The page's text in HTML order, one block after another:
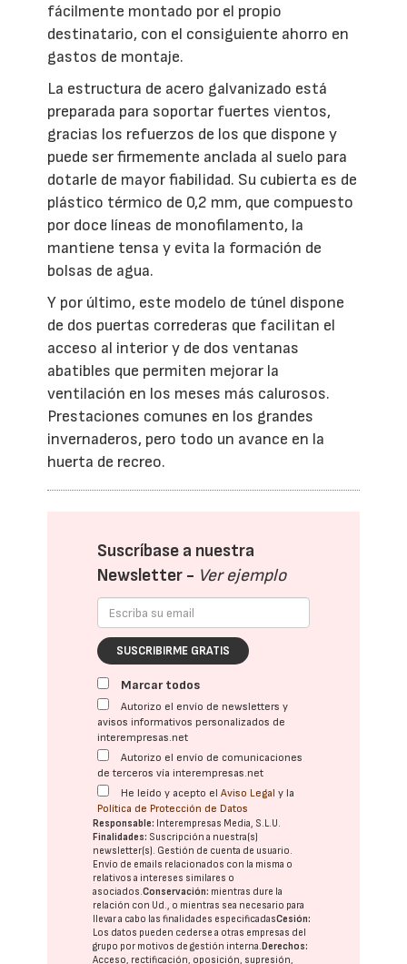
fácilmente montado por el propio
destinatario, con el consiguiente ahorro en
gastos de montaje.
La estructura de acero galvanizado está
preparada para soportar fuertes vientos,
gracias los refuerzos de los que dispone y
puede ser firmemente anclada al suelo para
dotarle de mayor fiabilidad. Su cubierta es de
plástico térmico de 0,2 mm, que compuesto
por doce líneas de monofilamento, la
mantiene tensa y evita la formación de
bolsas de agua.
Y por último, este modelo de túnel dispone
de dos puertas correderas que facilitan el
acceso al interior y de dos ventanas
abatibles que permiten mejorar la
ventilación en los meses más calurosos.
Prestaciones comunes en los grandes
invernaderos, pero todo un avance en la
huerta de recreo.
Suscríbase a nuestra
Newsletter - Ver ejemplo
SUSCRIBIRME GRATIS
Marcar todos
Autorizo el envío de newsletters y
avisos informativos personalizados de
interempresas.net
Autorizo el envío de comunicaciones
de terceros vía interempresas.net
He leído y acepto elAviso Legal y la
Política de Protección de Datos
Responsable: Interempresas Media, S.L.U.
Finalidades: Suscripción a nuestra(s)
newsletter(s). Gestión de cuenta de usuario.
Envío de emails relacionados con la misma o
relativos a intereses similares o
asociados.Conservación: mientras dure la
relación con Ud., o mientras sea necesario para
llevar a cabo las finalidades especificadasCesión:
Los datos pueden cederse a otras empresas del
grupo por motivos de gestión interna. Derechos:
Acceso, rectificación, oposición, supresión,